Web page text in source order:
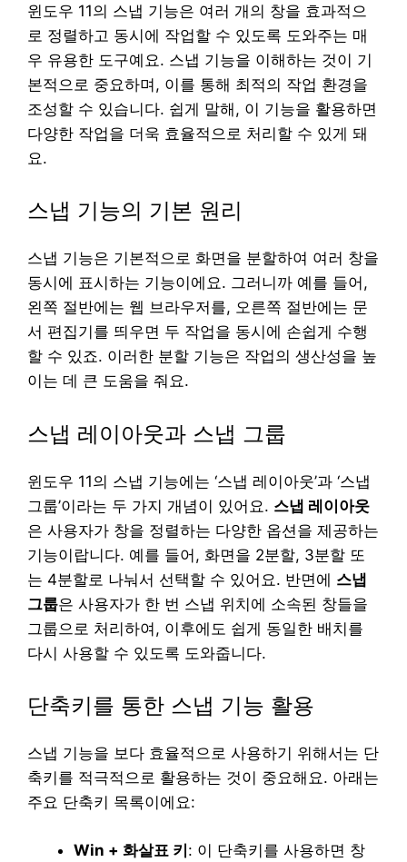
윈도우 11의 스냅 기능은 여러 개의 창을 효과적으
로 정렬하고 동시에 작업할 수 있도록 도와주는 매
우 유용한 도구예요. 스냅 기능을 이해하는 것이 기
본적으로 중요하며, 이를 통해 최적의 작업 환경을
조성할 수 있습니다. 쉽게 말해, 이 기능을 활용하면
다양한 작업을 더욱 효율적으로 처리할 수 있게 돼
요.
스냅 기능의 기본 원리
스냅 기능은 기본적으로 화면을 분할하여 여러 창을
동시에 표시하는 기능이에요. 그러니까 예를 들어,
왼쪽 절반에는 웹 브라우저를, 오른쪽 절반에는 문
서 편집기를 띄우면 두 작업을 동시에 손쉽게 수행
할 수 있죠. 이러한 분할 기능은 작업의 생산성을 높
이는 데 큰 도움을 줘요.
스냅 레이아웃과 스냅 그룹
윈도우 11의 스냅 기능에는 ‘스냅 레이아웃’과 ‘스냅
그룹’이라는 두 가지 개념이 있어요. 스냅 레이아웃
은 사용자가 창을 정렬하는 다양한 옵션을 제공하는
기능이랍니다. 예를 들어, 화면을 2분할, 3분할 또
는 4분할로 나눠서 선택할 수 있어요. 반면에 스냅
그룹은 사용자가 한 번 스냅 위치에 소속된 창들을
그룹으로 처리하여, 이후에도 쉽게 동일한 배치를
다시 사용할 수 있도록 도와줍니다.
단축키를 통한 스냅 기능 활용
스냅 기능을 보다 효율적으로 사용하기 위해서는 단
축키를 적극적으로 활용하는 것이 중요해요. 아래는
주요 단축키 목록이에요:
Win + 화살표 키: 이 단축키를 사용하면 창